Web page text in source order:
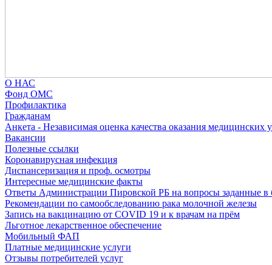
О НАС
Фонд ОМС
Профилактика
Гражданам
Анкета - Независимая оценка качества оказания медицинских
Вакансии
Полезные ссылки
Коронавирусная инфекция
Диспансеризация и проф. осмотры
Интересные медицинские факты
Ответы Администрации Пировской РБ на вопросы заданные в
Рекомендации по самообследованию рака молочной железы
Запись на вакцинацию от COVID 19 и к врачам на прём
Льготное лекарственное обеспечение
Мобильный ФАП
Платные медицинские услуги
Отзывы потребителей услуг